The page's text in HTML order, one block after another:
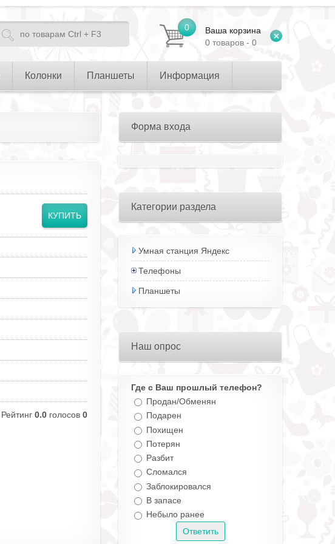
0
Ваша корзина
0 товаров - 0
Колонки Планшеты Информация
Рейтинг 0.0 голосов 0
Форма входа
Категории раздела
Умная станция Яндекс
Телефоны
Планшеты
Наш опрос
Где с Ваш прошлый телефон?
Продан/Обменян
Подарен
Похищен
Потерян
Разбит
Сломался
Заблокировался
В запасе
Небыло ранее